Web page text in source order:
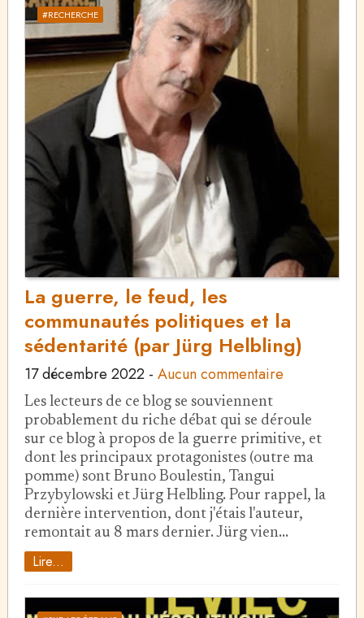
#RECHERCHE
La guerre, le feud, les
communautés politiques et la
sédentarité (par Jürg Helbling)
17 décembre 2022- Aucun commentaire
Les lecteurs de ce blog se souviennent
probablement du riche débat qui se déroule
sur ce blog à propos de la guerre primitive, et
dont les principaux protagonistes (outre ma
pomme) sont Bruno Boulestin, Tangui
Przybylowski et Jürg Helbling. Pour rappel, la
dernière intervention, dont j'étais l'auteur,
remontait au 8 mars dernier. Jürg vien…
Lire...